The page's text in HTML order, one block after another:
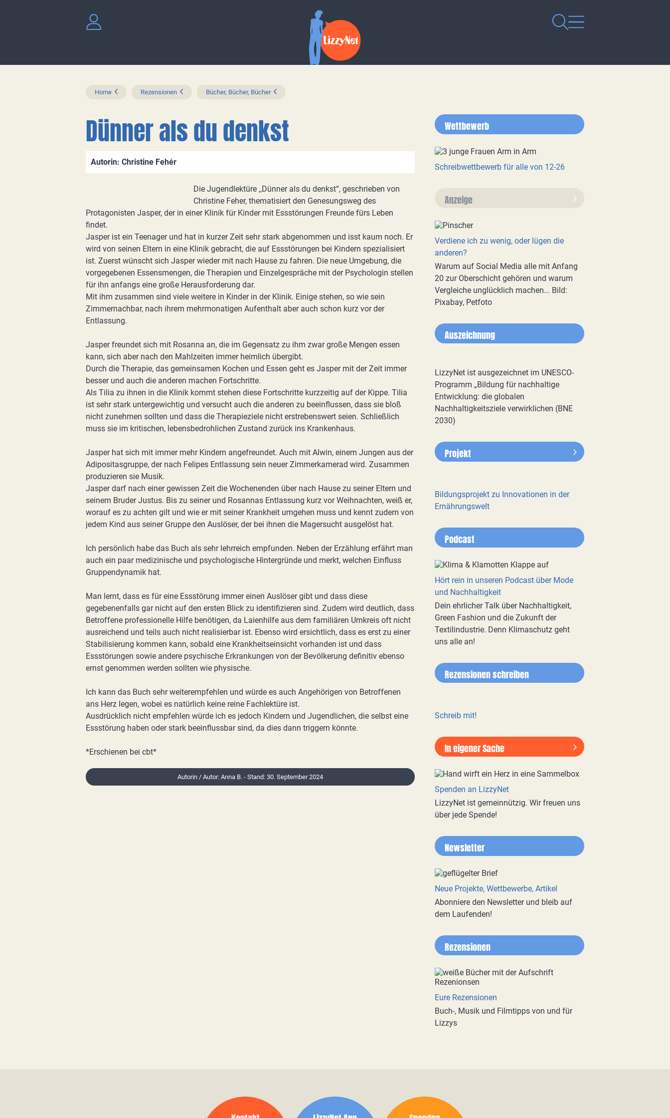
Home Rezensionen Bücher, Bücher, Bücher
Dünner als du denkst
Autorin: Christine Fehér
Die Jugendlektüre ,,Dünner als du denkst“, geschrieben von
Christine Feher, thematisiert den Genesungsweg des
Protagonisten Jasper, der in einer Klinik für Kinder mit Essstörungen Freunde fürs Leben
findet.
Jasper ist ein Teenager und hat in kurzer Zeit sehr stark abgenommen und isst kaum noch. Er
wird von seinen Eltern in eine Klinik gebracht, die auf Essstörungen bei Kindern spezialisiert
ist. Zuerst wünscht sich Jasper wieder mit nach Hause zu fahren. Die neue Umgebung, die
vorgegebenen Essensmengen, die Therapien und Einzelgespräche mit der Psychologin stellen
für ihn anfangs eine große Herausforderung dar.
Mit ihm zusammen sind viele weitere in Kinder in der Klinik. Einige stehen, so wie sein
Zimmernachbar, nach ihrem mehrmonatigen Aufenthalt aber auch schon kurz vor der
Entlassung.
Jasper freundet sich mit Rosanna an, die im Gegensatz zu ihm zwar große Mengen essen
kann, sich aber nach den Mahlzeiten immer heimlich übergibt.
Durch die Therapie, das gemeinsamen Kochen und Essen geht es Jasper mit der Zeit immer
besser und auch die anderen machen Fortschritte.
Als Tilia zu ihnen in die Klinik kommt stehen diese Fortschritte kurzzeitig auf der Kippe. Tilia
ist sehr stark untergewichtig und versucht auch die anderen zu beeinflussen, dass sie bloß
nicht zunehmen sollten und dass die Therapieziele nicht erstrebenswert seien. Schließlich
muss sie im kritischen, lebensbedrohlichen Zustand zurück ins Krankenhaus.
Jasper hat sich mit immer mehr Kindern angefreundet. Auch mit Alwin, einem Jungen aus der
Adipositasgruppe, der nach Felipes Entlassung sein neuer Zimmerkamerad wird. Zusammen
produzieren sie Musik.
Jasper darf nach einer gewissen Zeit die Wochenenden über nach Hause zu seiner Eltern und
seinem Bruder Justus. Bis zu seiner und Rosannas Entlassung kurz vor Weihnachten, weiß er,
worauf es zu achten gilt und wie er mit seiner Krankheit umgehen muss und kennt zudem von
jedem Kind aus seiner Gruppe den Auslöser, der bei ihnen die Magersucht ausgelöst hat.
Ich persönlich habe das Buch als sehr lehrreich empfunden. Neben der Erzählung erfährt man
auch ein paar medizinische und psychologische Hintergründe und merkt, welchen Einfluss
Gruppendynamik hat.
Man lernt, dass es für eine Essstörung immer einen Auslöser gibt und dass diese
gegebenenfalls gar nicht auf den ersten Blick zu identifizieren sind. Zudem wird deutlich, dass
Betroffene professionelle Hilfe benötigen, da Laienhilfe aus dem familiären Umkreis oft nicht
ausreichend und teils auch nicht realisierbar ist. Ebenso wird ersichtlich, dass es erst zu einer
Stabilisierung kommen kann, sobald eine Krankheitseinsicht vorhanden ist und dass
Essstörungen sowie andere psychische Erkrankungen von der Bevölkerung definitiv ebenso
ernst genommen werden sollten wie physische.
Ich kann das Buch sehr weiterempfehlen und würde es auch Angehörigen von Betroffenen
ans Herz legen, wobei es natürlich keine reine Fachlektüre ist.
Ausdrücklich nicht empfehlen würde ich es jedoch Kindern und Jugendlichen, die selbst eine
Essstörung haben oder stark beeinflussbar sind, da dies dann triggern könnte.
*Erschienen bei cbt*
Autorin / Autor: Anna B. - Stand: 30. September 2024
Wettbewerb
Schreibwettbewerb für alle von 12-26
Anzeige
Verdiene ich zu wenig, oder lügen die
anderen?
Warum auf Social Media alle mit Anfang
20 zur Oberschicht gehören und warum
Vergleiche unglücklich machen... Bild:
Pixabay, Petfoto
Auszeichnung
LizzyNet ist ausgezeichnet im UNESCO-
Programm „Bildung für nachhaltige
Entwicklung: die globalen
Nachhaltigkeitsziele verwirklichen (BNE
2030)
Projekt
Bildungsprojekt zu Innovationen in der
Ernährungswelt
Podcast
Hört rein in unseren Podcast über Mode
und Nachhaltigkeit
Dein ehrlicher Talk über Nachhaltigkeit,
Green Fashion und die Zukunft der
Textilindustrie. Denn Klimaschutz geht
uns alle an!
Rezensionen schreiben
Schreib mit!
In eigener Sache
Spenden an LizzyNet
LizzyNet ist gemeinnützig. Wir freuen uns
über jede Spende!
Newsletter
Neue Projekte, Wettbewerbe, Artikel
Abonniere den Newsletter und bleib auf
dem Laufenden!
Rezensionen
Eure Rezensionen
Buch-, Musik und Filmtipps von und für
Lizzys